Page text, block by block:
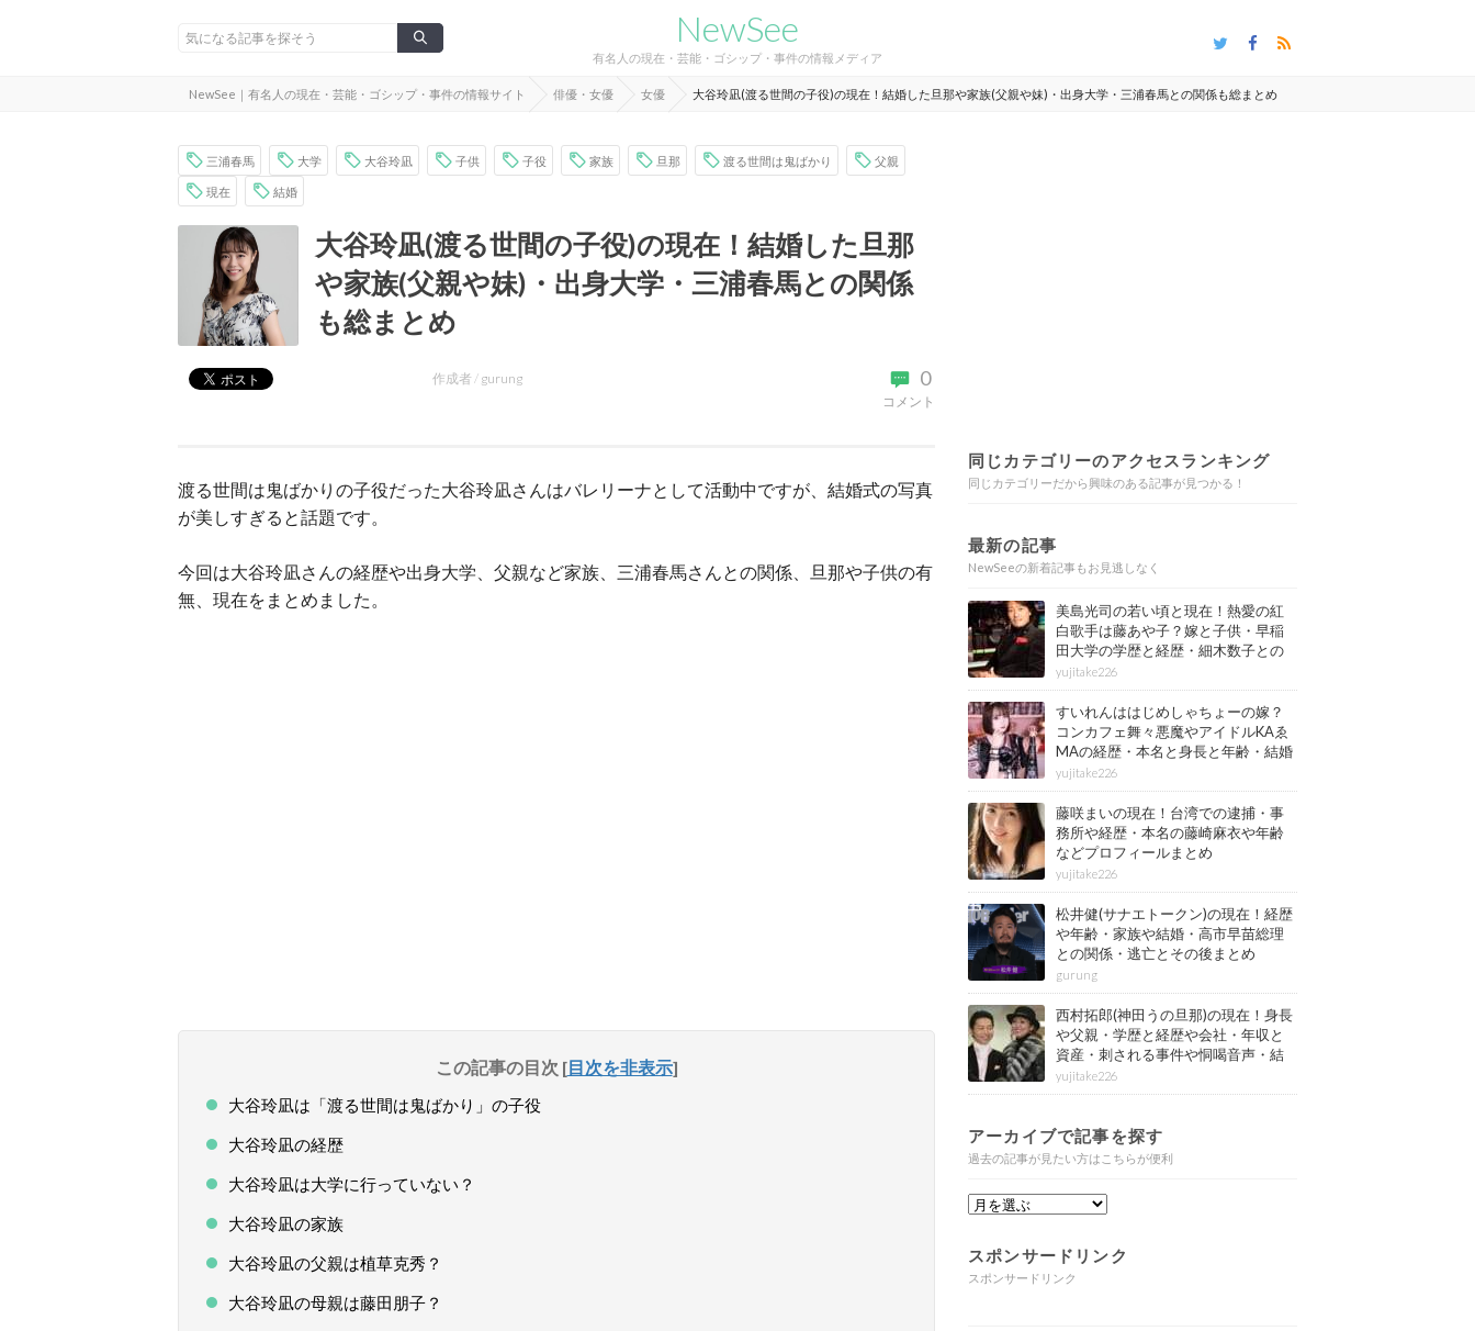
NewSee
有名人の現在・芸能・ゴシップ・事件の情報メディア
NewSee｜有名人の現在・芸能・ゴシップ・事件の情報サイト 俳優・女優 女優 大谷玲凪(渡る世間の子役)の現在！結婚した旦那や家族(父親や妹)・出身大学・三浦春馬との関係も総まとめ
三浦春馬 大学 大谷玲凪 子供 子役 家族 旦那 渡る世間は鬼ばかり 父親
現在 結婚
大谷玲凪(渡る世間の子役)の現在！結婚した旦那
や家族(父親や妹)・出身大学・三浦春馬との関係
も総まとめ
0
コメント
作成者 / gurung
渡る世間は鬼ばかりの子役だった大谷玲凪さんはバレリーナとして活動中ですが、結婚式の写真
が美しすぎると話題です。
今回は大谷玲凪さんの経歴や出身大学、父親など家族、三浦春馬さんとの関係、旦那や子供の有
無、現在をまとめました。
この記事の目次 [目次を非表示]
大谷玲凪は「渡る世間は鬼ばかり」の子役
大谷玲凪の経歴
大谷玲凪は大学に行っていない？
大谷玲凪の家族
大谷玲凪の父親は植草克秀？
大谷玲凪の母親は藤田朋子？
同じカテゴリーのアクセスランキング
同じカテゴリーだから興味のある記事が見つかる！
最新の記事
NewSeeの新着記事もお見逃しなく
美島光司の若い頃と現在！熱愛の紅
白歌手は藤あや子？嫁と子供・早稲
田大学の学歴と経歴・細木数子との
確執もまとめ
yujitake226
すいれんははじめしゃちょーの嫁？
コンカフェ舞々悪魔やアイドルKAゑ
MAの経歴・本名と身長と年齢・結婚
情報もまとめ
yujitake226
藤咲まいの現在！台湾での逮捕・事
務所や経歴・本名の藤崎麻衣や年齢
などプロフィールまとめ
yujitake226
松井健(サナエトークン)の現在！経歴
や年齢・家族や結婚・高市早苗総理
との関係・逃亡とその後まとめ
gurung
西村拓郎(神田うの旦那)の現在！身長
や父親・学歴と経歴や会社・年収と
資産・刺される事件や恫喝音声・結
婚と子供や自宅・脳梗塞の病気もま
とめ
yujitake226
アーカイブで記事を探す
過去の記事が見たい方はこちらが便利
スポンサードリンク
スポンサードリンク